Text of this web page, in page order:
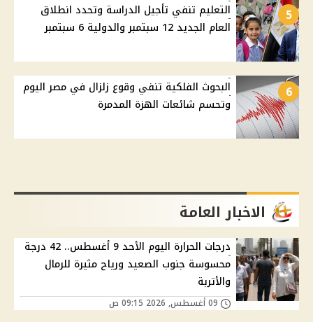
5
التعليم تنفي تأجيل الدراسة وتحدد انطلاق
العام الجديد 12 سبتمبر والدولية 6 سبتمبر
6
البحوث الفلكية تنفي وقوع زلزال في مصر اليوم
وتحسم شائعات الهزة المدمرة
الاخبار العامة
درجات الحرارة اليوم الأحد 9 أغسطس.. 42 درجة
محسوسة جنوب الصعيد ورياح مثيرة للرمال
والأتربة